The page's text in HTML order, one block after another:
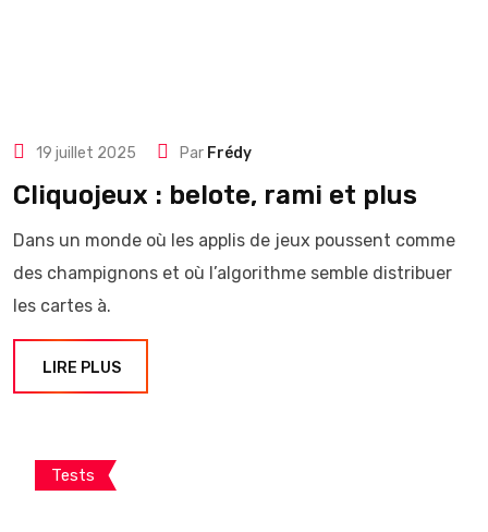
19 juillet 2025 Par Frédy
Cliquojeux : belote, rami et plus
Dans un monde où les applis de jeux poussent comme
des champignons et où l’algorithme semble distribuer
les cartes à.
LIRE PLUS
Tests